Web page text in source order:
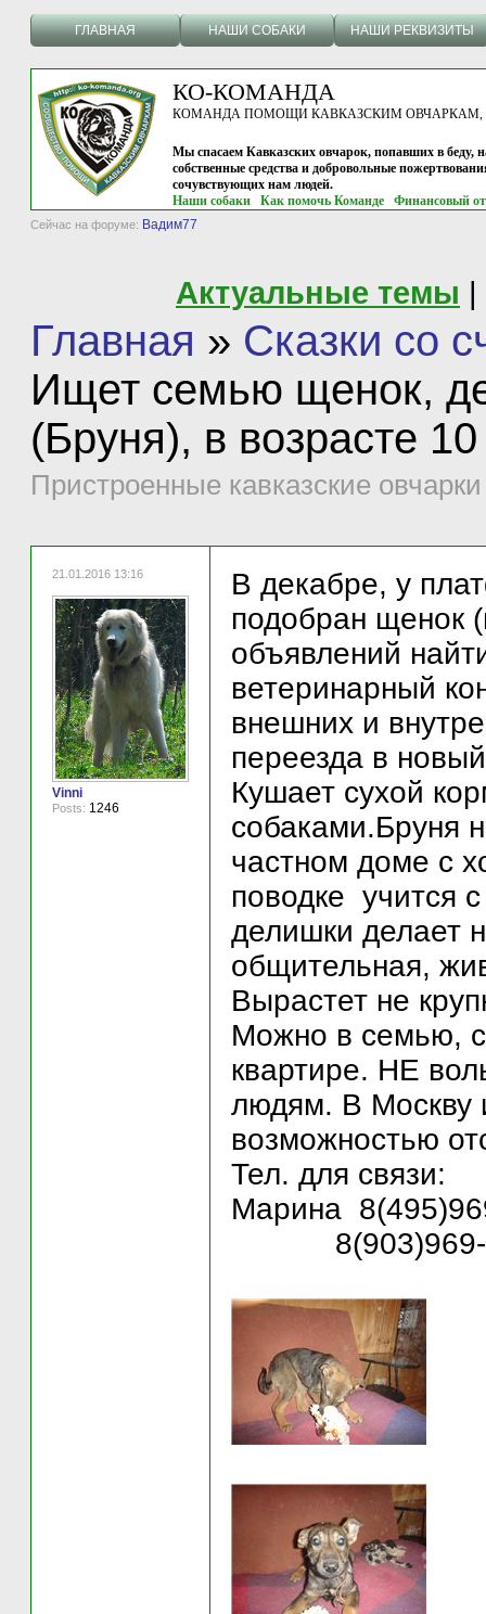
ГЛАВНАЯ НАШИ СОБАКИ НАШИ РЕКВИЗИТЫ
КО-КОМАНДА
КОМАНДА ПОМОЩИ КАВКАЗСКИМ ОВЧАРКАМ, г.
Мы спасаем Кавказских овчарок, попавших в беду,
собственные средства и добровольные
сочувствующих нам людей.
Наши собаки
Как помочь Команде Финансовый
Сейчас на форуме: Вадим77
Актуальные темы |
Главная » Сказки со
Ищет семью щенок,
(Бруня), в возрасте
Пристроенные кавказские овчарки
21.01.2016 13:16
Vinni
Posts: 1246
В декабре, у
подобран щенок
объявлений
ветеринарный
внешних и
переезда в
Кушает сухой
собаками.Бруня
частном доме с
поводке учится
делишки делает
общительная,
Вырастет не
Можно в семью,
квартире. НЕ
людям. В Москву
возможностью
Тел. для связи:
Марина
8(903)969-